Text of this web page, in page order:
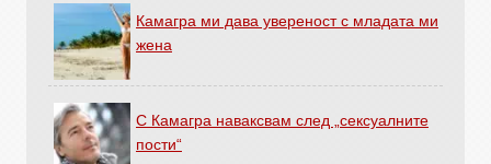
Камагра ми дава увереност с младата ми
жена
С Камагра наваксвам след „сексуалните
пости“